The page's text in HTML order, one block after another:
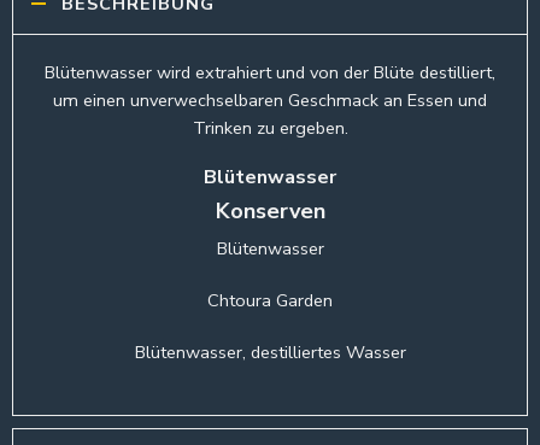
Blütenwasser wird extrahiert und von der Blüte destilliert,
um einen unverwechselbaren Geschmack an Essen und
Trinken zu ergeben.
Blütenwasser
Konserven
Blütenwasser
Chtoura Garden
Blütenwasser, destilliertes Wasser